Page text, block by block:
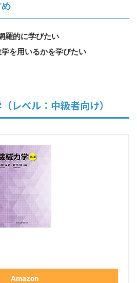
羅的に学びたい
を用いるかを学びたい
レベル：中級者向け）
Amazon